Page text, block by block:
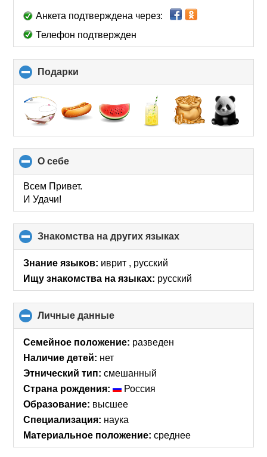
Анкета подтверждена через:
Телефон подтвержден
Подарки
to
contents
О себе
to
collapse
Всем Привет.
И Удачи!
Знакомства на других языках
to
contents
Знание языков: иврит , русский
Ищу знакомства на языках: русский
Личные данные
to
collapse
Семейное положение: разведен
Наличие детей: нет
Этнический тип: смешанный
Страна рождения:
Россия
Образование: высшее
Специализация: наука
Материальное положение: среднее